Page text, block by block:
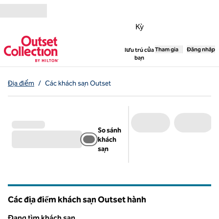
Bỏ qua nội dung
Kỳ
lưu trú của
bạn
,Mở tab mới
Tham gia Đăng nhập
Địa điểm / Các khách sạn Outset
So sánh
khách
sạn
Các địa điểm khách sạn Outset hành